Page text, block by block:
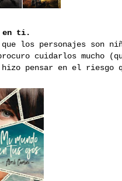
en ti.
los personajes son
cuidarlos mucho
pensar en el riesgo